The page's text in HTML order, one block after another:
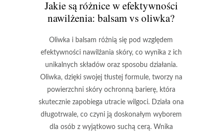
Jakie są różnice w efektywności
nawilżenia: balsam vs oliwka?
Oliwka i balsam różnią się pod względem
efektywności nawilżania skóry, co wynika z ich
unikalnych składów oraz sposobu działania.
Oliwka, dzięki swojej tłustej formule, tworzy na
powierzchni skóry ochronną barierę, która
skutecznie zapobiega utracie wilgoci. Działa ona
długotrwale, co czyni ją doskonałym wyborem
dla osób z wyjątkowo suchą cerą.Wnika